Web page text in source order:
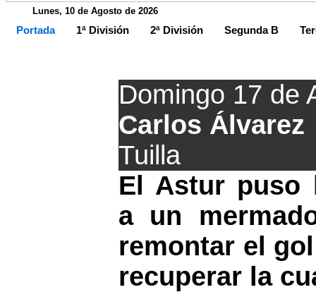
Lunes, 10 de Agosto de 2026
Portada 1ª División 2ª División Segunda B
Domingo 17 de
Carlos Álvarez
Tuilla
El Astur puso
a un
remontar el
recuperar la